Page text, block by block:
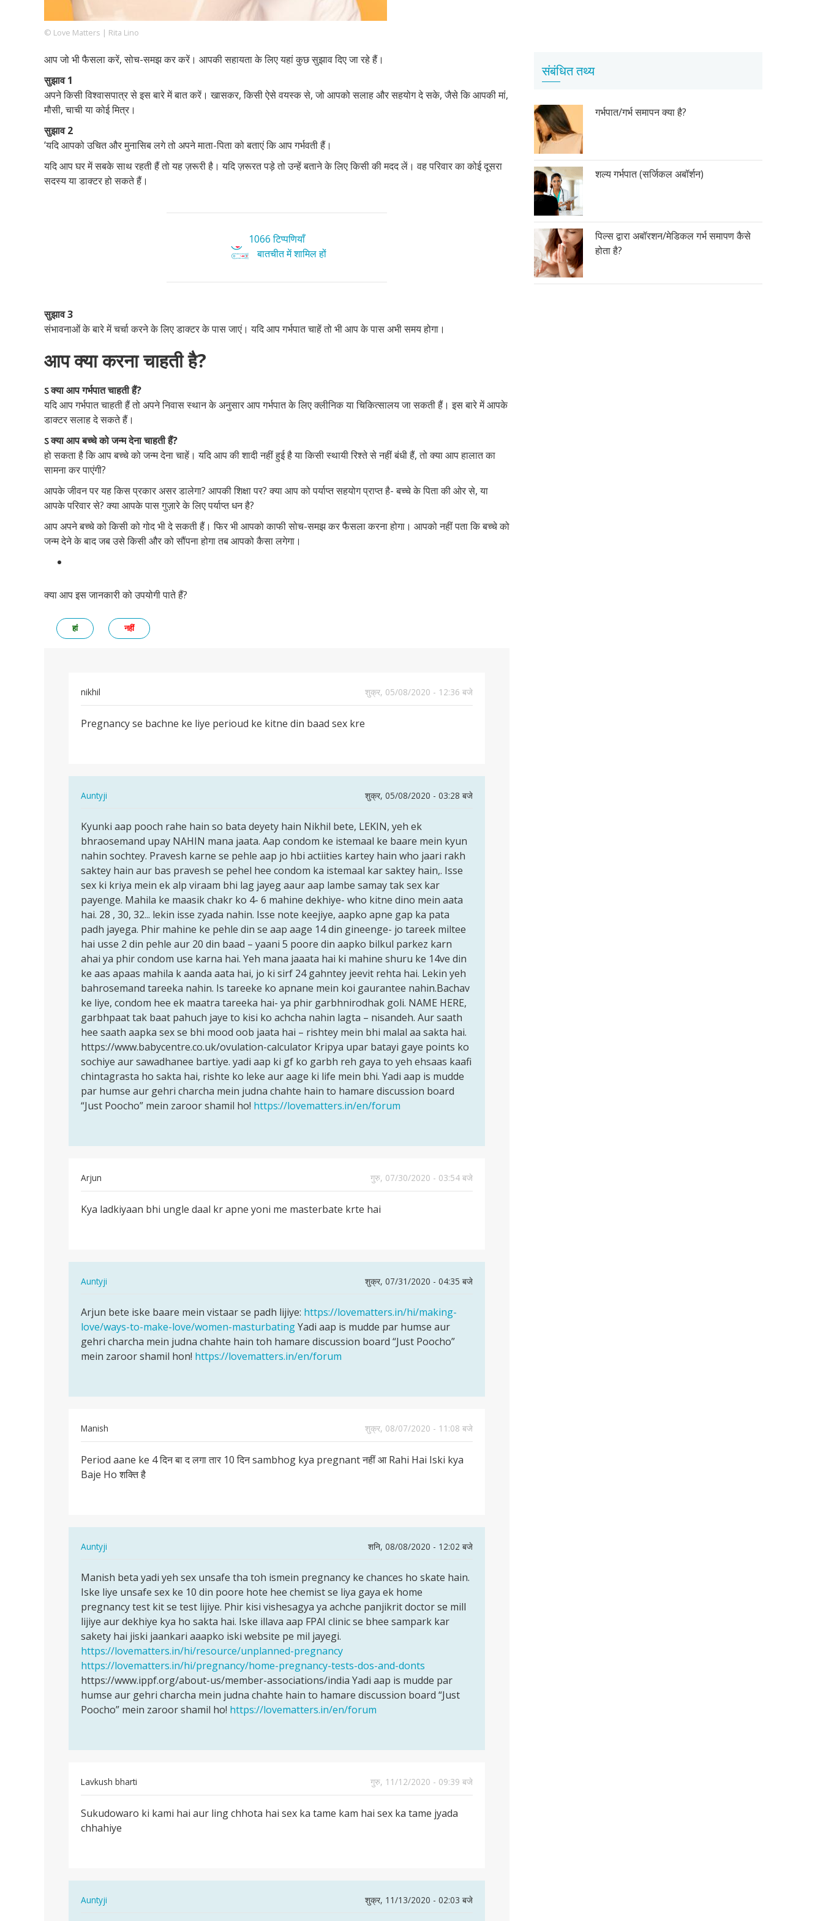
Footer
Company
हमारे सिद्धांत Just Poocho संपर्क करें
© Love Matters | Rita Lino
आप जो भी फैसला करें, सोच-समझ कर करें। आपकी सहायता के लिए यहां कुछ सुझाव दिए जा रहे हैं।
सुझाव 1
अपने किसी विश्वासपात्र से इस बारे में बात करें। खासकर, किसी ऐसे वयस्क से, जो आपको सलाह और सहयोग दे सके, जैसे कि आपकी मां,
मौसी, चाची या कोई मित्र।
सुझाव 2
’यदि आपको उचित और मुनासिब लगे तो अपने माता-पिता को बताएं कि आप गर्भवती हैं।
यदि आप घर में सबके साथ रहती हैं तो यह ज़रूरी है। यदि ज़रूरत पड़े तो उन्हें बताने के लिए किसी की मदद लें। वह परिवार का कोई दूसरा
सदस्य या डाक्टर हो सकते हैं।
1066 टिप्पणियाँ
बातचीत में शामिल हों
सुझाव 3
संभावनाओं के बारे में चर्चा करने के लिए डाक्टर के पास जाएं। यदि आप गर्भपात चाहें तो भी आप के पास अभी समय होगा।
आप क्या करना चाहती है?
ऽ क्या आप गर्भपात चाहती हैं?
यदि आप गर्भपात चाहती हैं तो अपने निवास स्थान के अनुसार आप गर्भपात के लिए क्लीनिक या चिकित्सालय जा सकती हैं। इस बारे में आपके
डाक्टर सलाह दे सकते हैं।
ऽ क्या आप बच्चे को जन्म देना चाहती हैं?
हो सकता है कि आप बच्चे को जन्म देना चाहें। यदि आप की शादी नहीं हुई है या किसी स्थायी रिश्ते से नहीं बंधी हैं, तो क्या आप हालात का
सामना कर पाएंगी?
आपके जीवन पर यह किस प्रकार असर डालेगा? आपकी शिक्षा पर? क्या आप को पर्याप्त सहयोग प्राप्त है- बच्चे के पिता की ओर से, या
आपके परिवार से? क्या आपके पास गुज़ारे के लिए पर्याप्त धन है?
आप अपने बच्चे को किसी को गोद भी दे सकती हैं। फिर भी आपको काफी सोच-समझ कर फैसला करना होगा। आपको नहीं पता कि बच्चे को
जन्म देने के बाद जब उसे किसी और को सौंपना होगा तब आपको कैसा लगेगा।
क्या आप इस जानकारी को उपयोगी पाते हैं?
हां नहीं
nikhil
शुक्र, 05/08/2020 - 12:36 बजे
Pregnancy
Pregnancy se bachne ke liye perioud ke kitne din baad sex kre
Auntyji
शुक्र, 05/08/2020 - 03:28 बजे
to
Pregnancy
se
bachne
ke
liye…
by
nikhil
Kyunki
aap
pooch
rahe
hain…
Kyunki aap pooch rahe hain so bata deyety hain Nikhil bete, LEKIN, yeh ek
bhraosemand upay NAHIN mana jaata. Aap condom ke istemaal ke baare mein kyun
nahin sochtey. Pravesh karne se pehle aap jo hbi actiities kartey hain who jaari rakh
saktey hain aur bas pravesh se pehel hee condom ka istemaal kar saktey hain,. Isse
sex ki kriya mein ek alp viraam bhi lag jayeg aaur aap lambe samay tak sex kar
payenge. Mahila ke maasik chakr ko 4- 6 mahine dekhiye- who kitne dino mein aata
hai. 28 , 30, 32... lekin isse zyada nahin. Isse note keejiye, aapko apne gap ka pata
padh jayega. Phir mahine ke pehle din se aap aage 14 din gineenge- jo tareek miltee
hai usse 2 din pehle aur 20 din baad – yaani 5 poore din aapko bilkul parkez karn
ahai ya phir condom use karna hai. Yeh mana jaaata hai ki mahine shuru ke 14ve din
ke aas apaas mahila k aanda aata hai, jo ki sirf 24 gahntey jeevit rehta hai. Lekin yeh
bahrosemand tareeka nahin. Is tareeke ko apnane mein koi gaurantee nahin.Bachav
ke liye, condom hee ek maatra tareeka hai- ya phir garbhnirodhak goli. NAME HERE,
garbhpaat tak baat pahuch jaye to kisi ko achcha nahin lagta – nisandeh. Aur saath
hee saath aapka sex se bhi mood oob jaata hai – rishtey mein bhi malal aa sakta hai.
https://www.babycentre.co.uk/ovulation-calculator Kripya upar batayi gaye points ko
sochiye aur sawadhanee bartiye. yadi aap ki gf ko garbh reh gaya to yeh ehsaas kaafi
chintagrasta ho sakta hai, rishte ko leke aur aage ki life mein bhi. Yadi aap is mudde
par humse aur gehri charcha mein judna chahte hain to hamare discussion board
“Just Poocho” mein zaroor shamil ho! https://lovematters.in/en/forum
Arjun
गुरु, 07/30/2020 - 03:54 बजे
Kya
Kya ladkiyaan bhi ungle daal kr apne yoni me masterbate krte hai
Auntyji
शुक्र, 07/31/2020 - 04:35 बजे
to
Kya
ladkiyaan
bhi
by
Arjun
bete
iske
baare
Arjun bete iske baare mein vistaar se padh lijiye: https://lovematters.in/hi/making-
love/ways-to-make-love/women-masturbatingYadi aap is mudde par humse aur
gehri charcha mein judna chahte hain toh hamare discussion board “Just Poocho”
mein zaroor shamil hon! https://lovematters.in/en/forum
Manish
शुक्र, 08/07/2020 - 11:08 बजे
Period
aane
द…
Period aane ke 4 दिन बा द लगा तार 10 दिन sambhog kya pregnant नहीं आ Rahi Hai Iski kya
Baje Ho शक्ति है
Auntyji
शनि, 08/08/2020 - 12:02 बजे
to
Period
aane
ke
4
दिन
बा
द…
by
Manish
Manish
beta
yadi
yeh
sex…
Manish beta yadi yeh sex unsafe tha toh ismein pregnancy ke chances ho skate hain.
Iske liye unsafe sex ke 10 din poore hote hee chemist se liya gaya ek home
pregnancy test kit se test lijiye. Phir kisi vishesagya ya achche panjikrit doctor se mill
lijiye aur dekhiye kya ho sakta hai. Iske illava aap FPAI clinic se bhee sampark kar
sakety hai jiski jaankari aaapko iski website pe mil jayegi.
https://lovematters.in/hi/resource/unplanned-pregnancy
https://lovematters.in/hi/pregnancy/home-pregnancy-tests-dos-and-donts
https://www.ippf.org/about-us/member-associations/india Yadi aap is mudde par
humse aur gehri charcha mein judna chahte hain to hamare discussion board “Just
Poocho” mein zaroor shamil ho! https://lovematters.in/en/forum
Lavkush bharti
गुरु, 11/12/2020 - 09:39 बजे
Sukudowaro
ki
Sukudowaro ki kami hai aur ling chhota hai sex ka tame kam hai sex ka tame jyada
chhahiye
Auntyji
शुक्र, 11/13/2020 - 02:03 बजे
संबंधित तथ्य
गर्भपात/गर्भ समापन क्या है?
शल्य गर्भपात (सर्जिकल अबॉर्शन)
पिल्स द्वारा अबॉरशन/मेडिकल गर्भ समापण कैसे
होता है?